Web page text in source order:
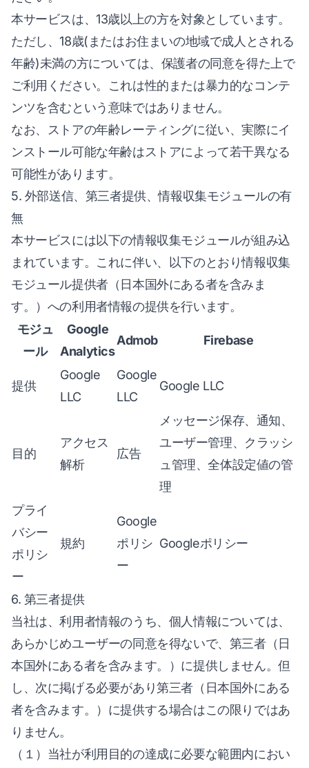
本サービスは、13歳以上の方を対象としています。
ただし、18歳(またはお住まいの地域で成人とされる
年齢)未満の方については、保護者の同意を得た上で
ご利用ください。これは性的または暴力的なコンテ
ンツを含むという意味ではありません。
なお、ストアの年齢レーティングに従い、実際にイ
ンストール可能な年齢はストアによって若干異なる
可能性があります。
5. 外部送信、第三者提供、情報収集モジュールの有
無
本サービスには以下の情報収集モジュールが組み込
まれています。これに伴い、以下のとおり情報収集
モジュール提供者（日本国外にある者を含みま
す。）への利用者情報の提供を行います。
モジュ
ール
Google
Analytics
Admob Firebase
提供
Google
LLC
Google
LLC
Google LLC
目的
アクセス
解析
広告
メッセージ保存、通知、
ユーザー管理、クラッシ
ュ管理、全体設定値の管
理
プライ
バシー
ポリシ
ー
規約
Google
ポリシ
ー
Googleポリシー
6. 第三者提供
当社は、利用者情報のうち、個人情報については、
あらかじめユーザーの同意を得ないで、第三者（日
本国外にある者を含みます。）に提供しません。但
し、次に掲げる必要があり第三者（日本国外にある
者を含みます。）に提供する場合はこの限りではあ
りません。
（１）当社が利用目的の達成に必要な範囲内におい